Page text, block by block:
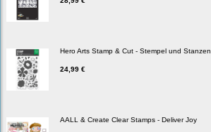
Hero Arts Stamp & Cut - Stempel und Stanzen
24,99 €
AALL & Create Clear Stamps - Deliver Joy